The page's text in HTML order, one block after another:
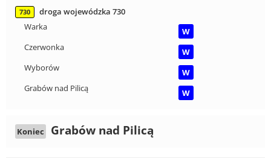
730
droga wojewódzka 730
Warka
W
Czerwonka
W
Wyborów
W
Grabów nad Pilicą
W
Koniec Grabów nad Pilicą